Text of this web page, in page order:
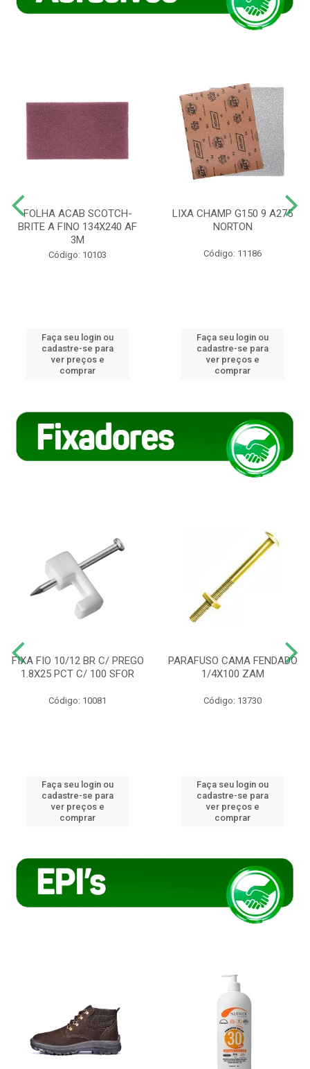
FOLHA ACAB SCOTCH-
BRITE A FINO 134X240 AF
3M
Código: 10103
Faça seu login ou
cadastre-se para
ver preços e
comprar
LIXA CHAMP G150 9 A275
NORTON
Código: 11186
Faça seu login ou
cadastre-se para
ver preços e
comprar
FIXA FIO 10/12 BR C/ PREGO
1.8X25 PCT C/ 100 SFOR
Código: 10081
Faça seu login ou
cadastre-se para
ver preços e
comprar
PARAFUSO CAMA FENDADO
1/4X100 ZAM
Código: 13730
Faça seu login ou
cadastre-se para
ver preços e
comprar